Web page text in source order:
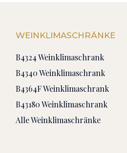
WEINKLIMASCHRÄNKE
B4324 Weinklimaschrank
B4340 Weinklimaschrank
B4364F Weinklimaschrank
B43180 Weinklimaschrank
Alle Weinklimaschränke